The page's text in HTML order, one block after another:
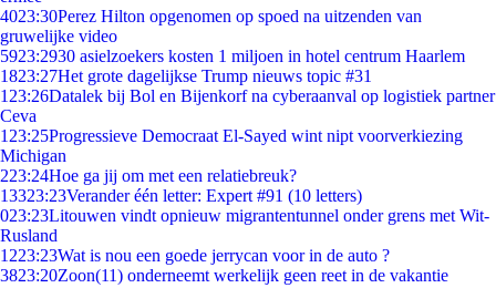
4023:30Perez Hilton opgenomen op spoed na uitzenden van
gruwelijke video
5923:2930 asielzoekers kosten 1 miljoen in hotel centrum Haarlem
1823:27Het grote dagelijkse Trump nieuws topic #31
1 23:26Datalek bij Bol en Bijenkorf na cyberaanval op logistiek partner
Ceva
1 23:25Progressieve Democraat El-Sayed wint nipt voorverkiezing
Michigan
223:24Hoe ga jij om met een relatiebreuk?
13323:23Verander één letter: Expert #91 (10 letters)
023:23Litouwen vindt opnieuw migrantentunnel onder grens met Wit-
Rusland
1223:23Wat is nou een goede jerrycan voor in de auto ?
3823:20Zoon(11) onderneemt werkelijk geen reet in de vakantie